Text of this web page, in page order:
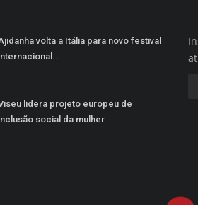
volta a Itália para novo festival
lidera projeto europeu de
social da mulher